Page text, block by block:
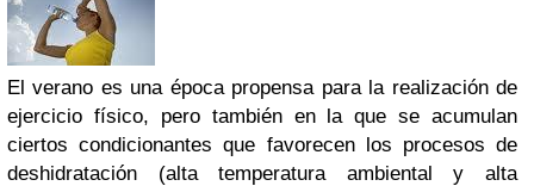
El verano es una época propensa para la realización de
ejercicio físico, pero también en la que se acumulan
ciertos condicionantes que favorecen los procesos de
deshidratación (alta temperatura ambiental y alta